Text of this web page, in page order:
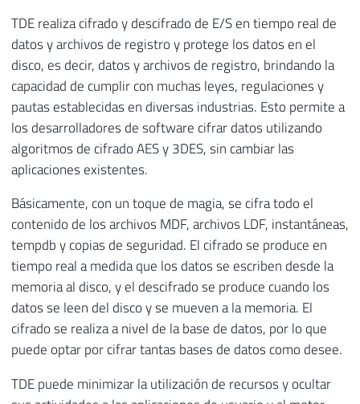
TDE realiza cifrado y descifrado de E/S en tiempo real de
datos y archivos de registro y protege los datos en el
disco, es decir, datos y archivos de registro, brindando la
capacidad de cumplir con muchas leyes, regulaciones y
pautas establecidas en diversas industrias. Esto permite a
los desarrolladores de software cifrar datos utilizando
algoritmos de cifrado AES y 3DES, sin cambiar las
aplicaciones existentes.
Básicamente, con un toque de magia, se cifra todo el
contenido de los archivos MDF, archivos LDF, instantáneas,
tempdb y copias de seguridad. El cifrado se produce en
tiempo real a medida que los datos se escriben desde la
memoria al disco, y el descifrado se produce cuando los
datos se leen del disco y se mueven a la memoria. El
cifrado se realiza a nivel de la base de datos, por lo que
puede optar por cifrar tantas bases de datos como desee.
TDE puede minimizar la utilización de recursos y ocultar